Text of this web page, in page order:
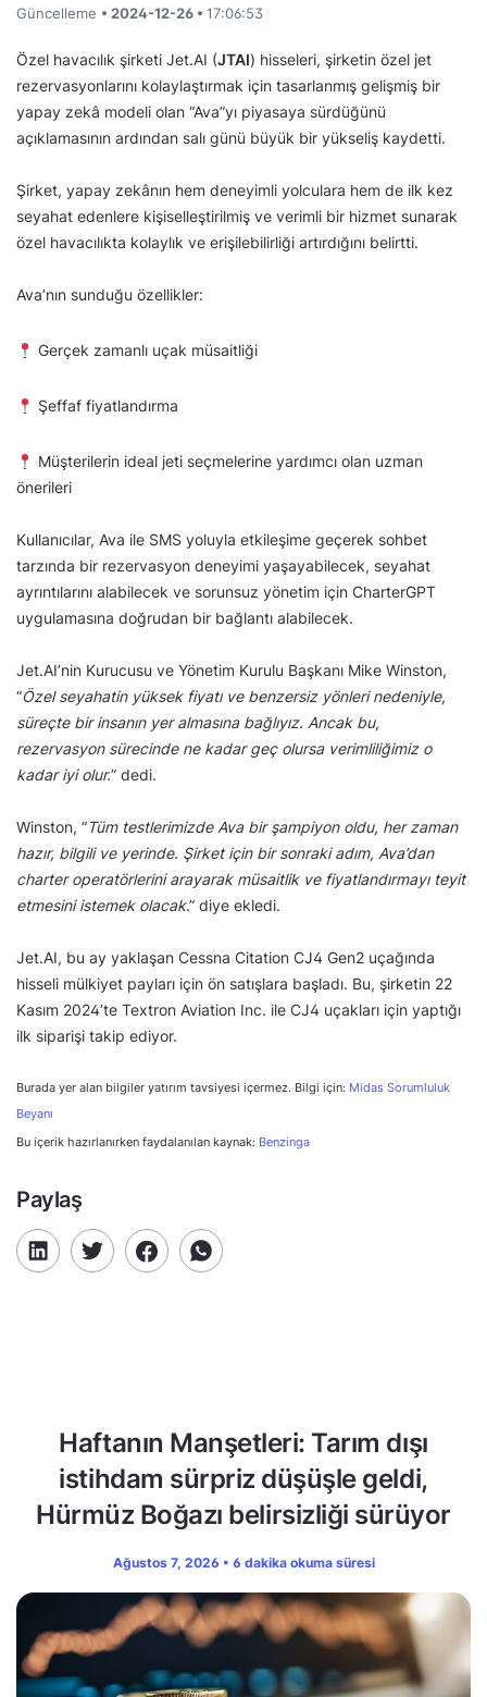
Güncelleme • 2024-12-26 • 17:06:53
Özel havacılık şirketi Jet.AI (JTAI) hisseleri, şirketin özel jet
rezervasyonlarını kolaylaştırmak için tasarlanmış gelişmiş bir
yapay zekâ modeli olan “Ava”yı piyasaya sürdüğünü
açıklamasının ardından salı günü büyük bir yükseliş kaydetti.
Şirket, yapay zekânın hem deneyimli yolculara hem de ilk kez
seyahat edenlere kişiselleştirilmiş ve verimli bir hizmet sunarak
özel havacılıkta kolaylık ve erişilebilirliği artırdığını belirtti.
Ava’nın sunduğu özellikler:
Gerçek zamanlı uçak müsaitliği
Şeffaf fiyatlandırma
Müşterilerin ideal jeti seçmelerine yardımcı olan uzman
önerileri
Kullanıcılar, Ava ile SMS yoluyla etkileşime geçerek sohbet
tarzında bir rezervasyon deneyimi yaşayabilecek, seyahat
ayrıntılarını alabilecek ve sorunsuz yönetim için CharterGPT
uygulamasına doğrudan bir bağlantı alabilecek.
Jet.AI’nin Kurucusu ve Yönetim Kurulu Başkanı Mike Winston,
“Özel seyahatin yüksek fiyatı ve benzersiz yönleri nedeniyle,
süreçte bir insanın yer almasına bağlıyız. Ancak bu,
rezervasyon sürecinde ne kadar geç olursa verimliliğimiz o
kadar iyi olur.” dedi.
Winston, “Tüm testlerimizde Ava bir şampiyon oldu, her zaman
hazır, bilgili ve yerinde. Şirket için bir sonraki adım, Ava’dan
charter operatörlerini arayarak müsaitlik ve fiyatlandırmayı teyit
etmesini istemek olacak.” diye ekledi.
Jet.AI, bu ay yaklaşan Cessna Citation CJ4 Gen2 uçağında
hisseli mülkiyet payları için ön satışlara başladı. Bu, şirketin 22
Kasım 2024’te Textron Aviation Inc. ile CJ4 uçakları için yaptığı
ilk siparişi takip ediyor.
Burada yer alan bilgiler yatırım tavsiyesi içermez. Bilgi için: Midas Sorumluluk
Beyanı
Bu içerik hazırlanırken faydalanılan kaynak: Benzinga
Paylaş
Haftanın Manşetleri: Tarım dışı
istihdam sürpriz düşüşle geldi,
Hürmüz Boğazı belirsizliği sürüyor
Ağustos 7, 2026 • 6 dakika okuma süresi